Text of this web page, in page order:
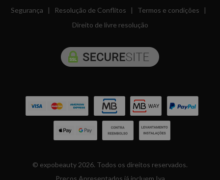
Segurança | Resolução de Conflitos | Termos e condições |
Direito de livre resolução
© expobeauty 2026. Todos os direitos reservados.
Preços Apresentados já incluem Iva